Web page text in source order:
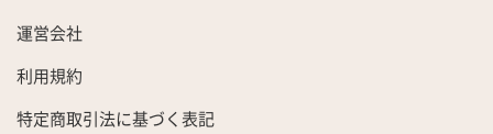
運営会社
利用規約
特定商取引法に基づく表記